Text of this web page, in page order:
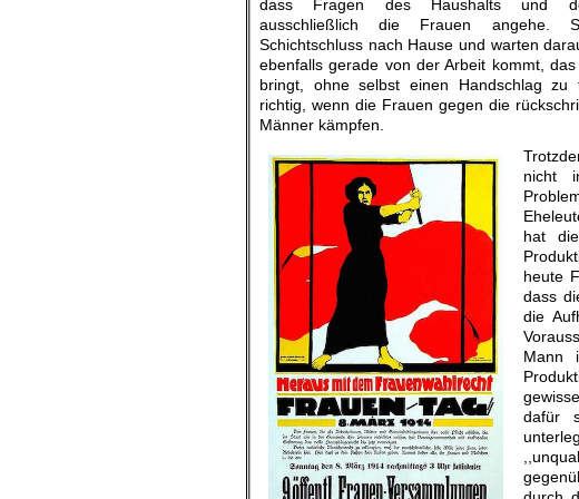
dass Fragen des Haushalts und
ausschließlich die Frauen angehe.
Schichtschluss nach Hause und warten
ebenfalls gerade von der Arbeit kommt,
bringt, ohne selbst einen Handschlag
richtig, wenn die Frauen gegen die
Männer kämpfen.
nicht
hat
heute
dass
die
Mann
dafür